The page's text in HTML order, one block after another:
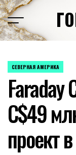
Перейти
к
содержимому
ОПУБЛИКОВАНО
СЕВЕРНАЯ АМЕРИКА
Faraday
C$49
проект